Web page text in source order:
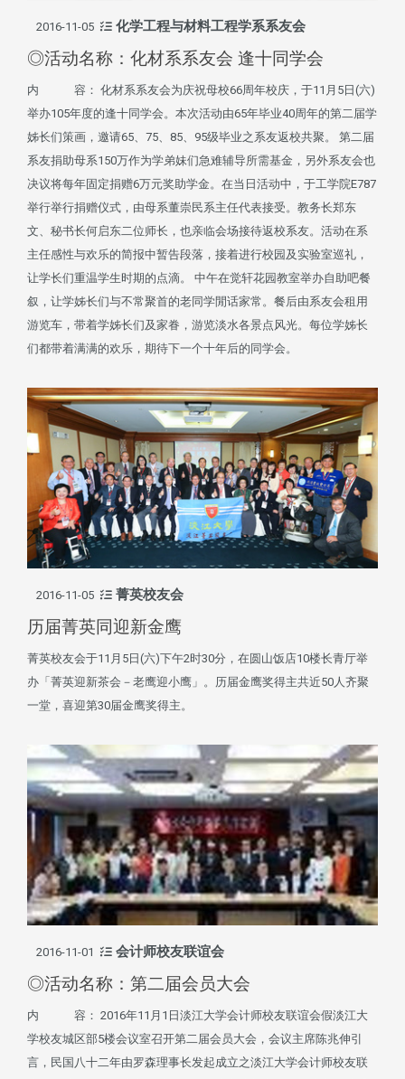
2016-11-05 化学工程与材料工程学系系友会
◎活动名称：化材系系友会 逢十同学会
内 容： 化材系系友会为庆祝母校66周年校庆，于11月5日(六)
举办105年度的逢十同学会。本次活动由65年毕业40周年的第二届学
姊长们策画，邀请65、75、85、95级毕业之系友返校共聚。 第二届
系友捐助母系150万作为学弟妹们急难辅导所需基金，另外系友会也
决议将每年固定捐赠6万元奖助学金。在当日活动中，于工学院E787
举行举行捐赠仪式，由母系董崇民系主任代表接受。教务长郑东
文、秘书长何启东二位师长，也亲临会场接待返校系友。活动在系
主任感性与欢乐的简报中暂告段落，接着进行校园及实验室巡礼，
让学长们重温学生时期的点滴。 中午在觉轩花园教室举办自助吧餐
叙，让学姊长们与不常聚首的老同学閒话家常。餐后由系友会租用
游览车，带着学姊长们及家眷，游览淡水各景点风光。每位学姊长
们都带着满满的欢乐，期待下一个十年后的同学会。
2016-11-05 菁英校友会
历届菁英同迎新金鹰
菁英校友会于11月5日(六)下午2时30分，在圆山饭店10楼长青厅举
办「菁英迎新茶会－老鹰迎小鹰」。历届金鹰奖得主共近50人齐聚
一堂，喜迎第30届金鹰奖得主。
2016-11-01 会计师校友联谊会
◎活动名称：第二届会员大会
内 容： 2016年11月1日淡江大学会计师校友联谊会假淡江大
学校友城区部5楼会议室召开第二届会员大会，会议主席陈兆伸引
言，民国八十二年由罗森理事长发起成立之淡江大学会计师校友联